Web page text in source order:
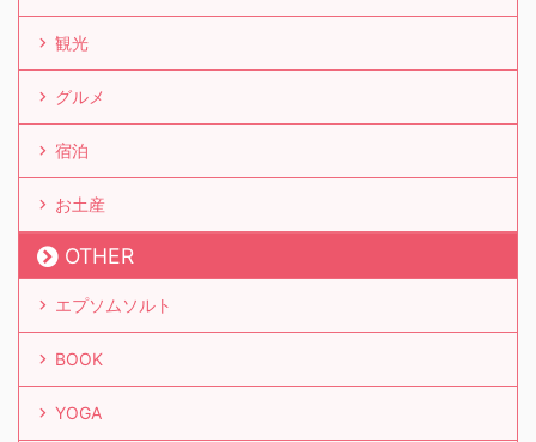
観光
グルメ
宿泊
お土産
OTHER
エプソムソルト
BOOK
YOGA